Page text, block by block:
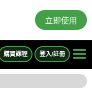
立即使用
購買課程 登入/註冊